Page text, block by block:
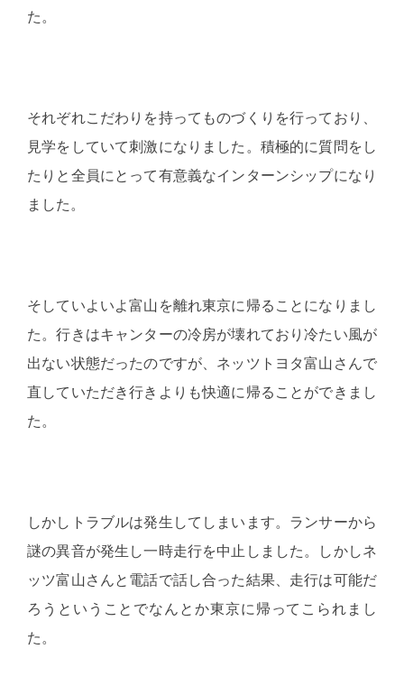
た。
それぞれこだわりを持ってものづくりを行っており、
見学をしていて刺激になりました。積極的に質問をし
たりと全員にとって有意義なインターンシップになり
ました。
そしていよいよ富山を離れ東京に帰ることになりまし
た。行きはキャンターの冷房が壊れており冷たい風が
出ない状態だったのですが、ネッツトヨタ富山さんで
直していただき行きよりも快適に帰ることができまし
た。
しかしトラブルは発生してしまいます。ランサーから
謎の異音が発生し一時走行を中止しました。しかしネ
ッツ富山さんと電話で話し合った結果、走行は可能だ
ろうということでなんとか東京に帰ってこられまし
た。